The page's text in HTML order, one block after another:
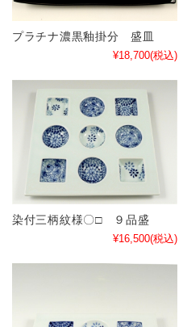
プラチナ濃黒釉掛分 盛皿
¥18,700(税込)
染付三柄紋様〇□ ９品盛
¥16,500(税込)